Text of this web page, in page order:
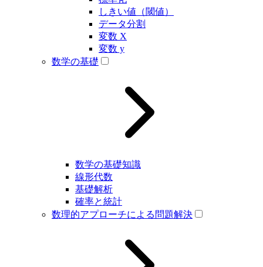
しきい値（閾値）
データ分割
変数 X
変数 y
数学の基礎
数学の基礎知識
線形代数
基礎解析
確率と統計
数理的アプローチによる問題解決